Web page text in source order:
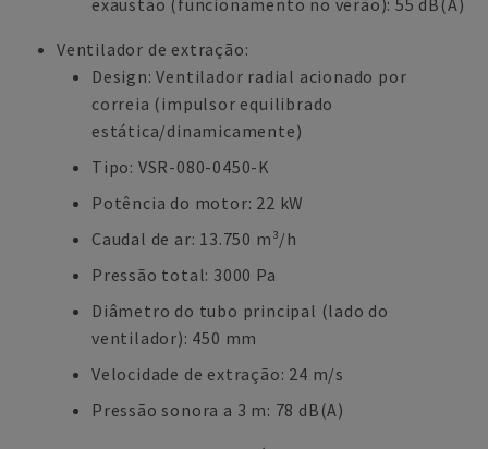
exaustão (funcionamento no verão): 55 dB(A)
Ventilador de extração:
Design: Ventilador radial acionado por
correia (impulsor equilibrado
estática/dinamicamente)
Tipo: VSR-080-0450-K
Potência do motor: 22 kW
Caudal de ar: 13.750 m³/h
Pressão total: 3000 Pa
Diâmetro do tubo principal (lado do
ventilador): 450 mm
Velocidade de extração: 24 m/s
Pressão sonora a 3 m: 78 dB(A)